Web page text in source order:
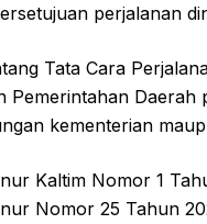
perjalanan
Tata Cara
Pemerintahan Daerah
kementerian
Kaltim Nomor 1
Nomor 25 Tahun